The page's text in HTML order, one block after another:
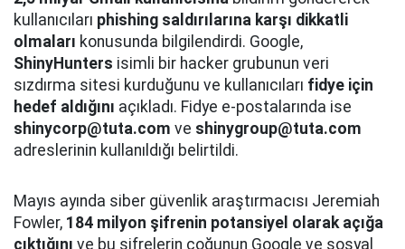
kullanıcıları phishing saldırılarına karşı dikkatli
olmaları konusunda bilgilendirdi. Google,
ShinyHunters isimli bir hacker grubunun veri
sızdırma sitesi kurduğunu ve kullanıcıları fidye için
hedef aldığını açıkladı. Fidye e-postalarında ise
shinycorp@tuta.com ve shinygroup@tuta.com
adreslerinin kullanıldığı belirtildi.
Mayıs ayında siber güvenlik araştırmacısı Jeremiah
Fowler, 184 milyon şifrenin potansiyel olarak açığa
çıktığını ve bu şifrelerin çoğunun Google ve sosyal